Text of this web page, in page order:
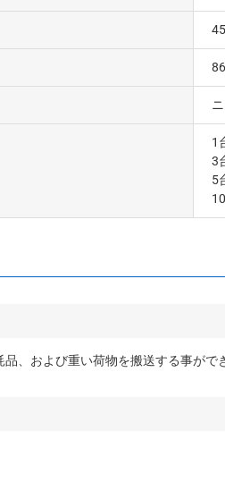
1
3
5
品、および重い荷物を搬送する事が